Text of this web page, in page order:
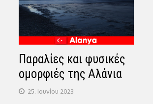
Παραλίες και φυσικές
ομορφιές της Αλάνια
25. Ιουνίου 2023